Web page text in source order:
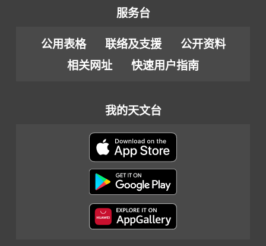
服务台
公用表格 联络及支援
公开资料
相关网址
快速用户指南
我的天文台